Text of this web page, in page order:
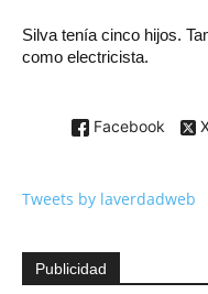
Silva tenía cinco hijos.
como electricista.
Facebook
Tweets by laverdadweb
Publicidad